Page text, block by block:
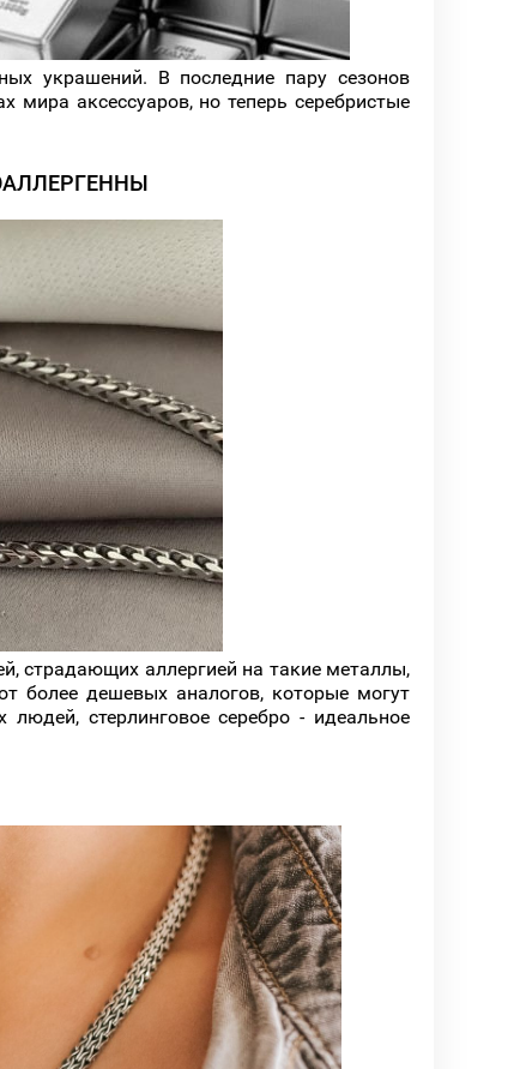
украшений. В последние пару сезонов
мира аксессуаров, но теперь серебристые
страдающих аллергией на такие металлы,
более дешевых аналогов, которые могут
стерлинговое серебро - идеальное